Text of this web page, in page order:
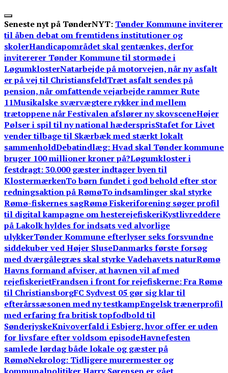
Seneste nyt på TønderNYT: Tønder Kommune inviterer
til åben debat om fremtidens institutioner og
skolerHandicapområdet skal gentænkes, derfor
invitererer Tønder Kommune til stormøde i
LøgumklosterNatarbejde på motorvejen, når ny asfalt
er på vej til ChristiansfeldTræt asfalt sendes på
pension, når omfattende vejarbejde rammer Rute
11Musikalske sværvægtere rykker ind mellem
trætoppene når Festivalen afslører ny skovsceneHøjer
Pølser i spil til ny national hædersprisStafet for Livet
vender tilbage til Skærbæk med stærkt lokalt
sammenholdDebatindlæg: Hvad skal Tønder kommune
bruger 100 millioner kroner på?Løgumkloster i
festdragt: 30.000 gæster indtager byen til
KlostermærkenTo børn fundet i god behold efter stor
redningsaktion på RømøTo indsamlinger skal styrke
Rømø-fiskernes sagRømø Fiskeriforening søger profil
til digital kampagne om hesterejefiskeriKystlivreddere
på Lakolk hyldes for indsats ved alvorlige
ulykkerTønder Kommune efterlyser seks forsvundne
siddekuber ved Højer SluseDanmarks første forsøg
med dværgålegræs skal styrke Vadehavets naturRømø
Havns formand afviser, at havnen vil af med
rejefiskerietFrandsen i front for rejefiskerne: Fra Rømø
til ChristiansborgFC Sydvest 05 gør sig klar til
efterårssæsonen med ny testkampEngelsk trænerprofil
med erfaring fra britisk topfodbold til
SønderjyskeKnivoverfald i Esbjerg, hvor offer er uden
for livsfare efter voldsom episodeHavnefesten
samlede lørdag både lokale og gæster på
RømøNekrolog: Tidligere murermester og